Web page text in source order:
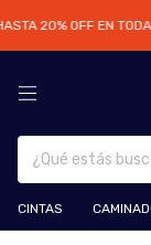
20% OFF EN TODA
CINTAS